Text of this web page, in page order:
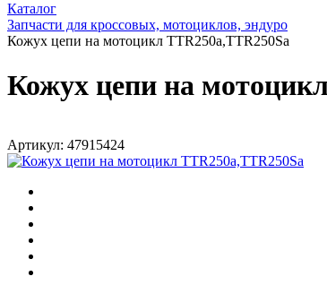
Каталог
Запчасти для кроссовых, мотоциклов, эндуро
Кожух цепи на мотоцикл TTR250a,TTR250Sa
Кожух цепи на
Артикул: 47915424